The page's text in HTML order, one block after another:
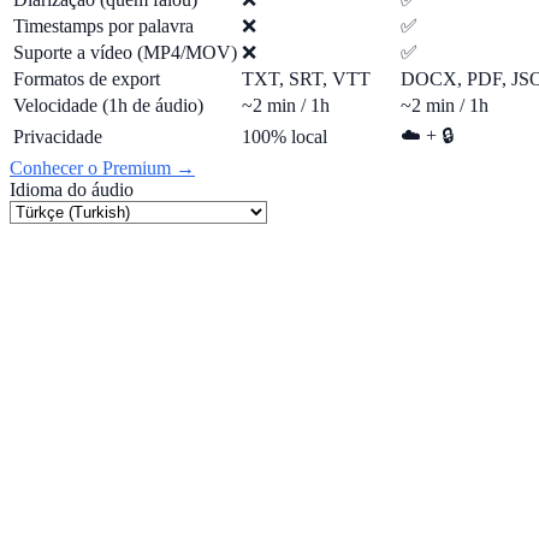
Timestamps por palavra
❌
✅
Suporte a vídeo (MP4/MOV) ❌
✅
Formatos de export
TXT, SRT, VTT
DOCX, PDF,
Velocidade (1h de áudio)
~2 min / 1h
~2 min / 1h
Privacidade
100% local
☁️ + 🔒
Conhecer o Premium →
Idioma do áudio